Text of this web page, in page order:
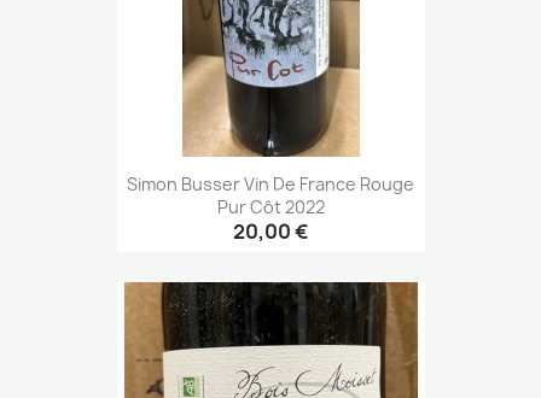
Simon Busser Vin De France Rouge
Pur Côt 2022
20,00 €